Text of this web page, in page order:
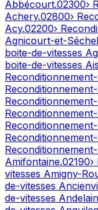
Abbécourt.02300›
Achery.02800›
Acy.02200›
Agnicourt-et-
boite-de-vitesses
boite-de-vitesses
Amifontaine.02190
vitesses Amigny-
de-vitesses
de-vitesses Andelain